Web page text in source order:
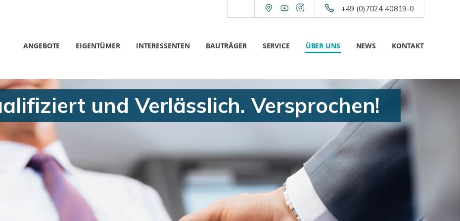
+49 (0)7024 40819-0
ANGEBOTE EIGENTÜMER INTERESSENTEN BAUTRÄGER SERVICE ÜBER UNS NEWS KONTAKT
und Verlässlich. Versprochen!